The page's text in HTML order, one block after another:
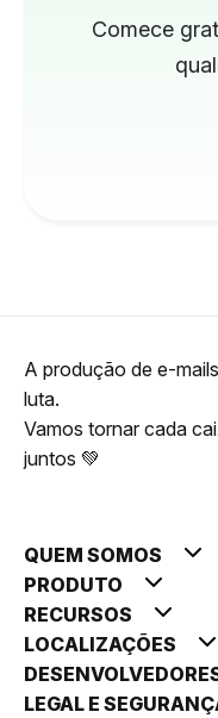
Comece
A produção de e-
luta.
Vamos tornar cada
juntos 💚
QUEM SOMOS
PRODUTO
RECURSOS
LOCALIZAÇÕES
LEGAL E